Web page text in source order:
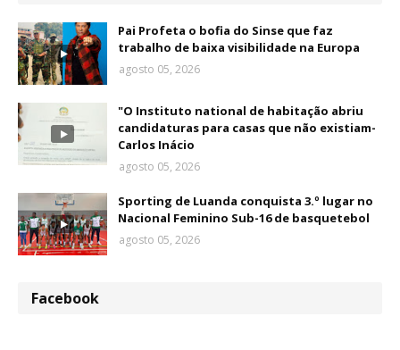
Pai Profeta o bofia do Sinse que faz
trabalho de baixa visibilidade na Europa
agosto 05, 2026
"O Instituto national de habitação abriu
candidaturas para casas que não existiam-
Carlos Inácio
agosto 05, 2026
Sporting de Luanda conquista 3.º lugar no
Nacional Feminino Sub-16 de basquetebol
agosto 05, 2026
Facebook